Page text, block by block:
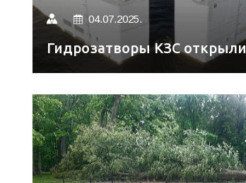
04.07.2025.
Гидрозатворы КЗС открыли